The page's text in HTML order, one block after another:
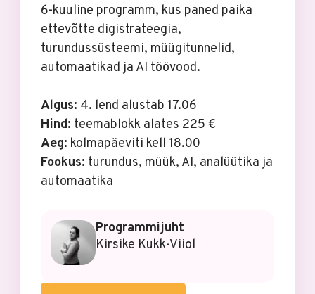
6-kuuline programm, kus paned paika
ettevõtte digistrateegia,
turundussüsteemi, müügitunnelid,
automaatikad ja AI töövood.
Algus: 4. lend alustab 17.06
Hind: teemablokk alates 225 €
Aeg: kolmapäeviti kell 18.00
Fookus: turundus, müük, AI, analüütika ja
automaatika
Programmijuht
Kirsike Kukk-Viiol